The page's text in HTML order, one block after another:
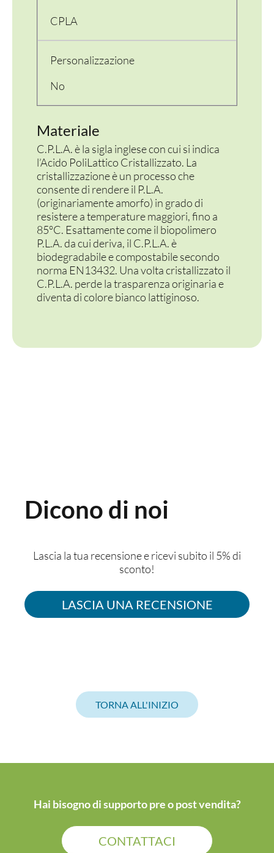
PER LA TAVOLA
CONTENITORI E ASPORTO
FINGER E GELATO
VASSOI E COTTURA
TERMOSALDABILI
PERSONALIZZATI
CPLA
Personalizzazione
No
Materiale
C.P.L.A. è la sigla inglese con cui si indica
l’Acido PoliLattico Cristallizzato. La
cristallizzazione è un processo che
consente di rendere il P.L.A.
(originariamente amorfo) in grado di
resistere a temperature maggiori, fino a
85°C. Esattamente come il biopolimero
P.L.A. da cui deriva, il C.P.L.A. è
biodegradabile e compostabile secondo
norma EN13432. Una volta cristallizzato il
C.P.L.A. perde la trasparenza originaria e
diventa di colore bianco lattiginoso.
Dicono di noi
Lascia la tua recensione e ricevi subito il 5% di
sconto!
LASCIA UNA RECENSIONE
TORNA ALL'INIZIO
Hai bisogno di supporto pre o post vendita?
CONTATTACI